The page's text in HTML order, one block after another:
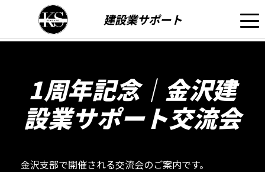
建設業サポート
1周年記念｜金沢建
設業サポート交流会
金沢支部で開催される交流会のご案内です。